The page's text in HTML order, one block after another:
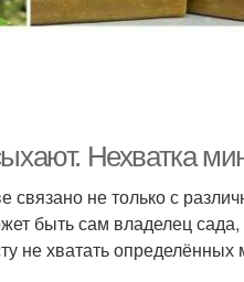
Нехватка
не только с
быть сам владелец
не хватать